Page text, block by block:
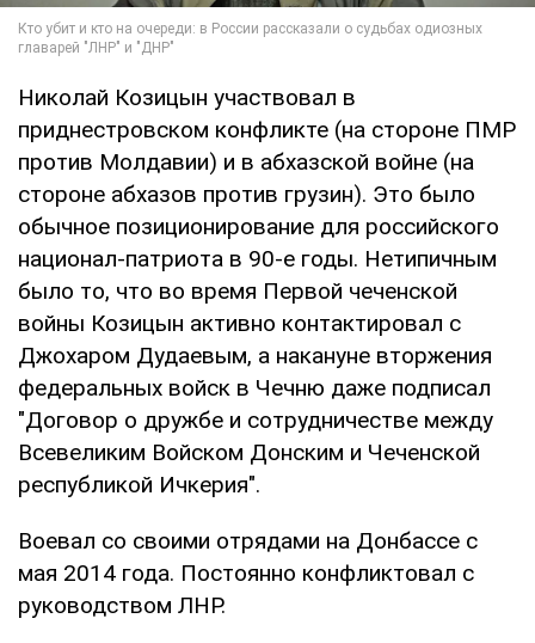
Николай Козицын участвовал в
приднестровском конфликте (на стороне ПМР
против Молдавии) и в абхазской войне (на
стороне абхазов против грузин). Это было
обычное позиционирование для российского
национал-патриота в 90-е годы. Нетипичным
было то, что во время Первой чеченской
войны Козицын активно контактировал с
Джохаром Дудаевым, а накануне вторжения
федеральных войск в Чечню даже подписал
"Договор о дружбе и сотрудничестве между
Всевеликим Войском Донским и Чеченской
республикой Ичкерия".
Воевал со своими отрядами на Донбассе с
мая 2014 года. Постоянно конфликтовал с
руководством ЛНР.